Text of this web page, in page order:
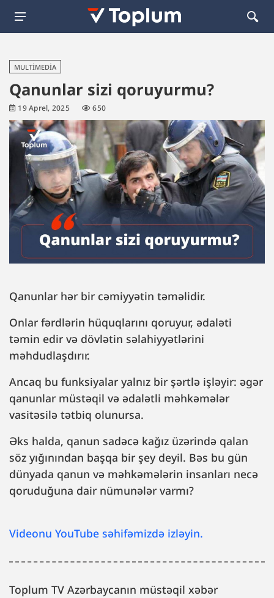
MULTIMEDIA
Qanunlar sizi qoruyurmu?
19 Aprel, 2025 650
Qanunlar hər bir cəmiyyətin təməlidir.
Onlar fərdlərin hüquqlarını qoruyur, ədaləti
təmin edir və dövlətin səlahiyyətlərini
məhdudlaşdırır.
Ancaq bu funksiyalar yalnız bir şərtlə işləyir: əgər
qanunlar müstəqil və ədalətli məhkəmələr
vasitəsilə tətbiq olunursa.
Əks halda, qanun sadəcə kağız üzərində qalan
söz yığınından başqa bir şey deyil. Bəs bu gün
dünyada qanun və məhkəmələrin insanları necə
qoruduğuna dair nümunələr varmı?
Videonu YouTube səhifəmizdə izləyin.
Toplum TV Azərbaycanın müstəqil xəbər